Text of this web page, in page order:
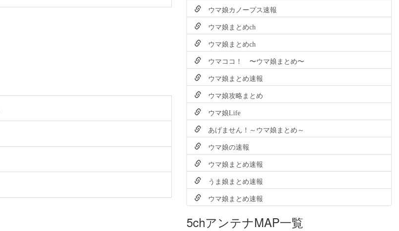
ウマ娘カノープス速報
ウマ娘まとめch
ウマ娘まとめch
ウマココ！ 〜ウマ娘まとめ〜
ウマ娘まとめ速報
ウマ娘攻略まとめ
ウマ娘Life
あげません！～ウマ娘まとめ～
ウマ娘の速報
ウマ娘まとめ速報
うま娘まとめ速報
ウマ娘まとめ速報
5chアンテナMAP一覧